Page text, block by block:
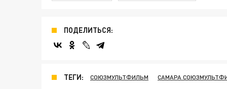
ПОДЕЛИТЬСЯ:
ТЕГИ: СОЮЗМУЛЬТФИЛЬМ САМАРА